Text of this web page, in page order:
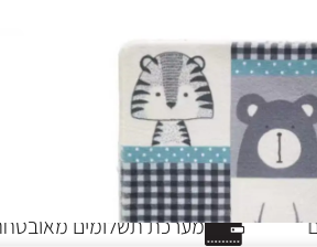
מערכת תשלומים מאובטחת